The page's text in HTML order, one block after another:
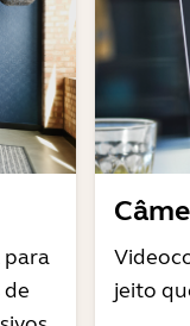
para
jeito